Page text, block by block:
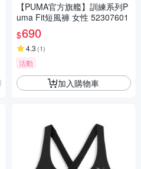
【PUMA官方旗艦】訓練系列P
uma Fit短風褲 女性 52307601
$690
4.3 (1)
活動
加入購物車